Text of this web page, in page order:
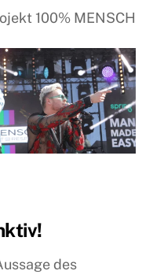
100% MENSCH
des